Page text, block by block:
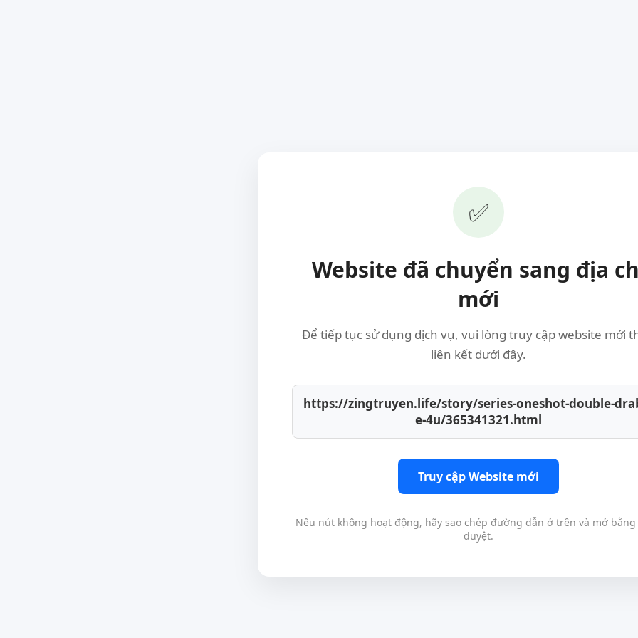
✅
Website đã chuyển sang địa
mới
Để tiếp tục sử dụng dịch vụ, vui lòng truy cập website mới
liên kết dưới đây.
https://zingtruyen.life/story/series-oneshot-double-
e-4u/365341321.html
Truy cập Website mới
Nếu nút không hoạt động, hãy sao chép đường dẫn ở trên và mở
duyệt.